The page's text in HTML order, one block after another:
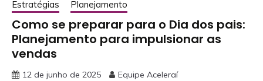
Estratégias Planejamento
Como se preparar para o Dia dos pais:
Planejamento para impulsionar as
vendas
12 de junho de 2025 Equipe Aceleraí